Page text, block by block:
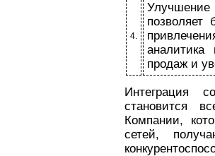
4.
позволяет
аналитика
продаж и
Интеграция
становится
Компании,
сетей,